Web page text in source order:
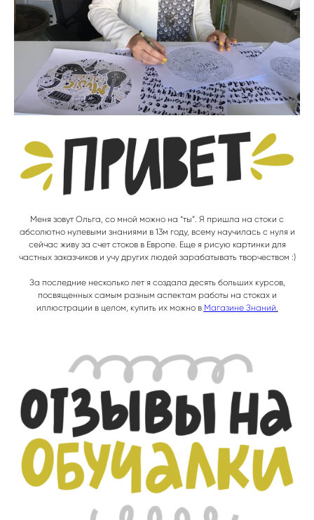
Меня зовут Ольга, со мной можно на “ты”. Я пришла на стоки с
абсолютно нулевыми знаниями в 13м году, всему научилась с нуля и
сейчас живу за счет стоков в Европе. Еще я рисую картинки для
частных заказчиков и учу других людей зарабатывать творчеством :)
За последние несколько лет я создала десять больших курсов,
посвященных самым разным аспектам работы на стоках и
иллюстрации в целом, купить их можно в Магазине Знаний.